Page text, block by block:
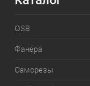
OSB
Фанера
Саморезы